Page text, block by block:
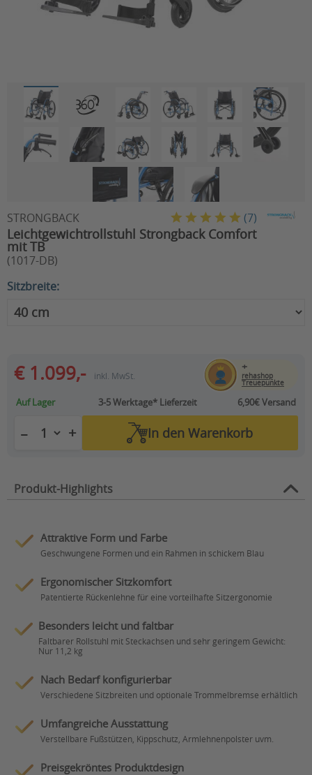
STRONGBACK (7)
Leichtgewichtrollstuhl Strongback Comfort
mit TB
(1017-DB)
Sitzbreite:
€ 1.099,- inkl. MwSt.
+
rehashop
Treuepunkte
Auf Lager 3-5 Werktage*Lieferzeit 6,90€ Versand
− + In den Warenkorb
Produkt-Highlights
Attraktive Form und Farbe
Geschwungene Formen und ein Rahmen in schickem Blau
Ergonomischer Sitzkomfort
Patentierte Rückenlehne für eine vorteilhafte Sitzergonomie
Besonders leicht und faltbar
Faltbarer Rollstuhl mit Steckachsen und sehr geringem Gewicht:
Nur 11,2 kg
Nach Bedarf konfigurierbar
Verschiedene Sitzbreiten und optionale Trommelbremse erhältlich
Umfangreiche Ausstattung
Verstellbare Fußstützen, Kippschutz, Armlehnenpolster uvm.
Preisgekröntes Produktdesign